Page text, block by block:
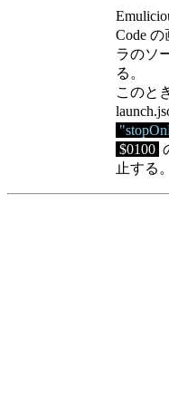
Code
ラのソ
る。
このと
$0100
止する。